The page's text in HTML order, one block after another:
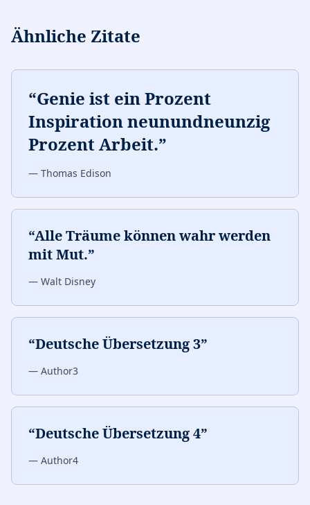
Ähnliche Zitate
“Genie ist ein Prozent
Inspiration neunundneunzig
Prozent Arbeit.”
— Thomas Edison
“Alle Träume können wahr werden
mit Mut.”
— Walt Disney
“Deutsche Übersetzung 3”
— Author3
“Deutsche Übersetzung 4”
— Author4